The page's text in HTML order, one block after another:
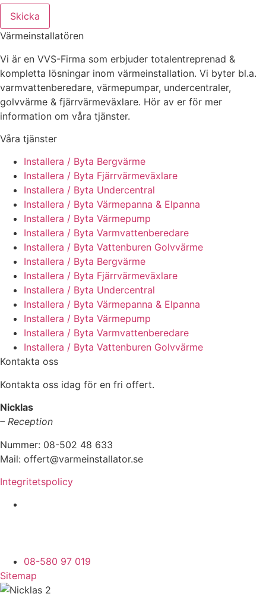
Skicka
Värmeinstallatören
Vi är en VVS-Firma som erbjuder totalentreprenad &
kompletta lösningar inom värmeinstallation. Vi byter bl.a.
varmvattenberedare, värmepumpar, undercentraler,
golvvärme & fjärrvärmeväxlare. Hör av er för mer
information om våra tjänster.
Våra tjänster
Installera / Byta Bergvärme
Installera / Byta Fjärrvärmeväxlare
Installera / Byta Undercentral
Installera / Byta Värmepanna & Elpanna
Installera / Byta Värmepump
Installera / Byta Varmvattenberedare
Installera / Byta Vattenburen Golvvärme
Installera / Byta Bergvärme
Installera / Byta Fjärrvärmeväxlare
Installera / Byta Undercentral
Installera / Byta Värmepanna & Elpanna
Installera / Byta Värmepump
Installera / Byta Varmvattenberedare
Installera / Byta Vattenburen Golvvärme
Kontakta oss
Kontakta oss idag för en fri offert.
Nicklas
– Reception
Nummer: 08-502 48 633
Mail: offert@varmeinstallator.se
Integritetspolicy
08-580 97 019
Sitemap